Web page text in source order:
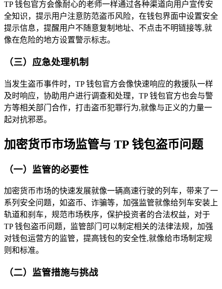
TP 钱包官方会像耐心的老师一样通过各种渠道向用户宣传安
全知识，提示用户注意防范盗币风险，在钱包界面中设置安全
提示信息，提醒用户不随意复制地址、不点击不明链接等,就
像在危险的地方设置警示标志。
（三）应急处理机制
当发生盗币事件时，TP 钱包官方会像快速响应的救援队一样
及时响应，协助用户进行调查和处理，TP 钱包官方也会与警
方等相关部门合作，打击盗币犯罪行为,就像与正义的力量一
起对抗邪恶。
加密货币市场监管与 TP 钱包盗币问题
（一）监管的必要性
加密货币市场的快速发展就像一辆高速行驶的列车，带来了一
系列安全问题，如盗币、诈骗等，加强监管就像给列车安装上
轨道和刹车，规范市场秩序，保护投资者的合法权益，对于
TP 钱包盗币问题，监管部门可以制定相关的法律法规，加强
对钱包运营方的监管，提高钱包的安全性,就像给市场制定规
则和标准。
（二）监管措施与挑战